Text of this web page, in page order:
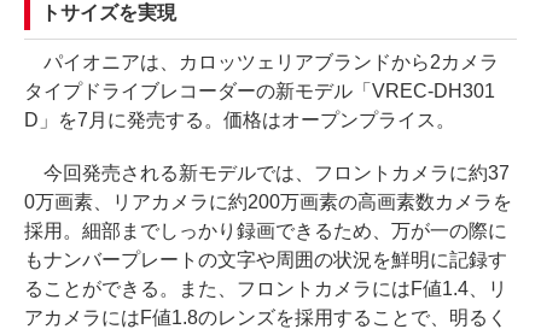
トサイズを実現
パイオニアは、カロッツェリアブランドから2カメラ
タイプドライブレコーダーの新モデル「VREC-DH301
D」を7月に発売する。価格はオープンプライス。
今回発売される新モデルでは、フロントカメラに約37
0万画素、リアカメラに約200万画素の高画素数カメラを
採用。細部までしっかり録画できるため、万が一の際に
もナンバープレートの文字や周囲の状況を鮮明に記録す
ることができる。また、フロントカメラにはF値1.4、リ
アカメラにはF値1.8のレンズを採用することで、明るく